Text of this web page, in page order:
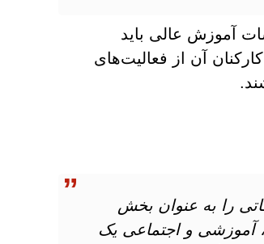
آموزش عالی باید
آن از فعالیت‌های
را به عنوان بخش
آموزشی و اجتماعی یک